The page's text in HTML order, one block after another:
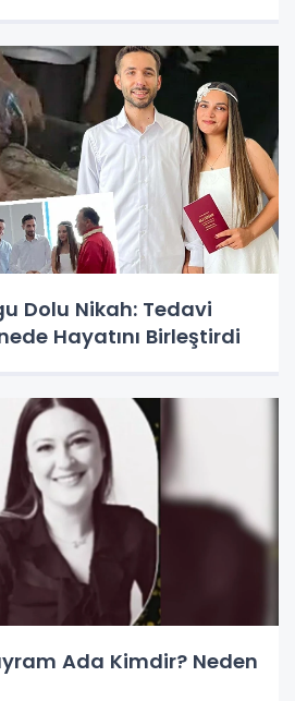
Dolu Nikah: Tedavi
Hayatını Birleştirdi
Ada Kimdir? Neden